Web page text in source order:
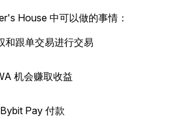
House 中可以做的事情：
和跟单交易进行交易
机会赚取收益
Pay 付款